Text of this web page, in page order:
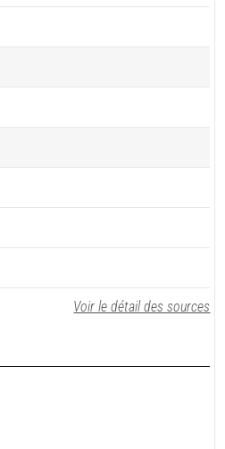
Voir le détail des sources